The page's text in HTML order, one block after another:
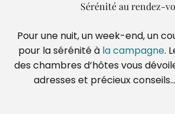
Sérénité au rendez-
Pour une nuit, un week-end, un
pour la sérénité à la campagne.
des chambres d’hôtes vous
adresses et précieux